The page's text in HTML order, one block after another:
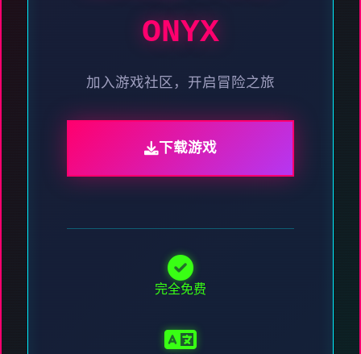
ONYX
加入游戏社区，开启冒险之旅
下载游戏
完全免费